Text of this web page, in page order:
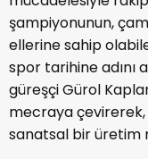
şampiyonunun,
ellerine sahip
spor tarihine adını
güreşçi Gürol
mecraya
sanatsal bir üretim